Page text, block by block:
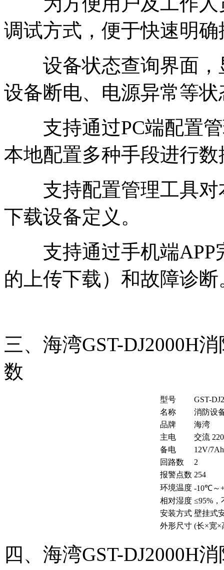
调试方式，便于快速明
设备状态查询界面，
设备断电、电源异常等
支持通过PC端配置管
本地配置多种手段进行
支持配置管理工具对
下载设备定义。
支持通过手机端APP
的上传下载）和故障诊断
三、海湾GST-DJ2000H
数
型号
GST-
名称
消防设
品牌
海湾
主电
交流
备电
12V/
回路数
2
报警点数 254
环境温度 -10℃～
相对湿度 ≤95%，
安装方式 壁挂式
外形尺寸 (长×宽×
四、海湾GST-DJ2000H